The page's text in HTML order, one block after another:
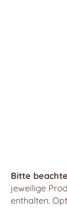
Bitte
jeweilige
enthalten.